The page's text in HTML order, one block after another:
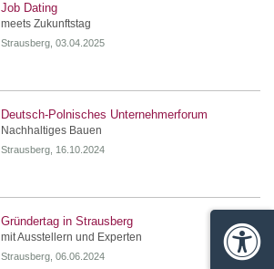
Job Dating
meets Zukunftstag
Strausberg, 03.04.2025
Deutsch-Polnisches Unternehmerforum
Nachhaltiges Bauen
Strausberg, 16.10.2024
Gründertag in Strausberg
mit Ausstellern und Experten
Strausberg, 06.06.2024